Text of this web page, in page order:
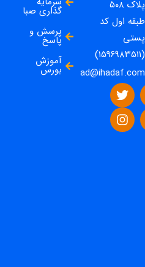
پلاک ۵۰۸
طبقه اول کد
پستی
(۱۵۹۶۹۸۳۵۱۱)
ad@ihadaf.com
گذاری صبا
پرسش و
پاسخ
آموزش
بورس